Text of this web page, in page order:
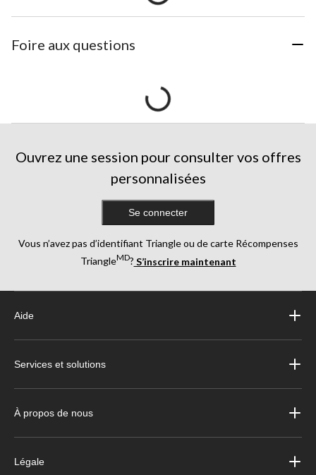
Foire aux questions
Ouvrez une session pour consulter vos offres
personnalisées
Se connecter
Vous n’avez pas d’identifiant Triangle ou de carte Récompenses
TriangleMD? S’inscrire maintenant
Aide
Services et solutions
À propos de nous
Légale